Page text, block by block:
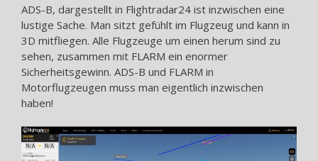
ADS-B, dargestellt in Flightradar24 ist inzwischen eine
lustige Sache. Man sitzt gefühlt im Flugzeug und kann in
3D mitfliegen. Alle Flugzeuge um einen herum sind zu
sehen, zusammen mit FLARM ein enormer
Sicherheitsgewinn. ADS-B und FLARM in
Motorflugzeugen muss man eigentlich inzwischen
haben!